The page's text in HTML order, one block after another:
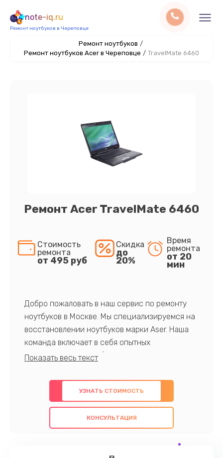
note-iq.ru
Ремонт ноутбуков в Череповце
Ремонт ноутбуков /
Ремонт ноутбуков Acer в Череповце / TravelMate 6460
Ремонт Acer TravelMate 6460
Стоимость
ремонта
от 495 руб
Скидка
до
20%
Время
ремонта
от 20
мин
Добро пожаловать в наш сервис по ремонту
ноутбуков в Москве. Мы специализируемся на
восстановлении ноутбуков марки Aser. Наша
команда включает в себя опытных
профессионалов с обширными знаниями и
предлагаем быстрый и качественный ремонт с
использованием оригинальных компонентов, а
также гарантируем качество всех
проведенных работ. Наша цель - предоставить
обслуживание, удовлетворяя их потребности
УЗНАТЬ СТОИМОСТЬ
КОНСУЛЬТАЦИЯ